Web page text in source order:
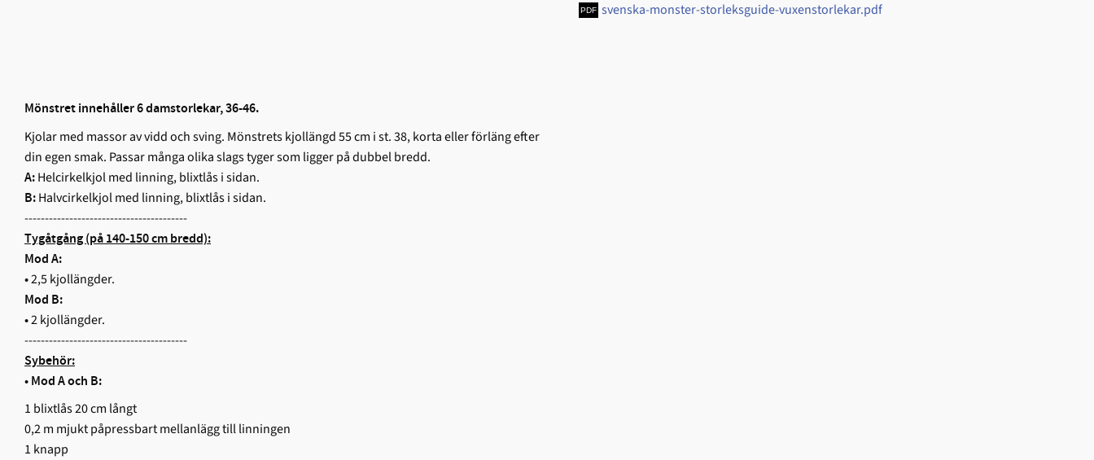
svenska-monster-storleksguide-vuxenstorlekar.pdf
Mönstret innehåller 6 damstorlekar, 36-46.
Kjolar med massor av vidd och sving. Mönstrets kjollängd 55 cm i st. 38, korta eller förläng efter
din egen smak. Passar många olika slags tyger som ligger på dubbel bredd.
A:Helcirkelkjol med linning, blixtlås i sidan.
B:Halvcirkelkjol med linning, blixtlås i sidan.
----------------------------------------
Tygåtgång (på 140-150 cm bredd):
Mod A:
•2,5 kjollängder.
Mod B:
•2 kjollängder.
----------------------------------------
Sybehör:
•Mod A och B:
1 blixtlås 20 cm långt
0,2 m mjukt påpressbart mellanlägg till linningen
1 knapp